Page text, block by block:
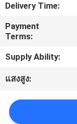
โรงงาน
คุณภาพ
ติดต่อ
Delivery Time:
Payment
Terms:
Supply Ability:
แสงสูง: